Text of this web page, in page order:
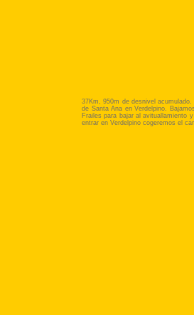
37Km, 950m de desnivel
de Santa Ana en Verdelpino.
Frailes para bajar al avituallamiento
entrar en Verdelpino cogeremos el